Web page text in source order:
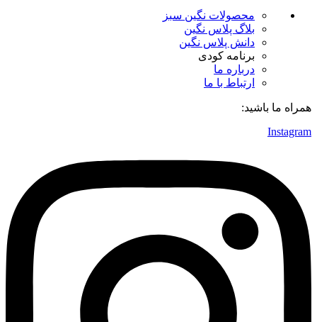
محصولات نگین سبز
بلاگ پلاس نگین
دانش پلاس نگین
برنامه کودی
درباره ما
ارتباط با ما
همراه ما باشید:
Instagram